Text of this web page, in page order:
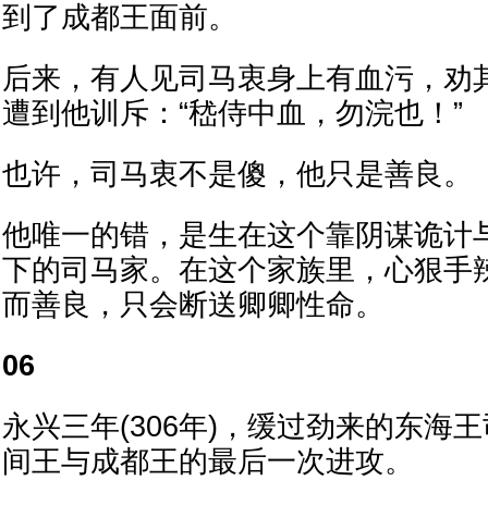
到了成都王面前。
后来，有人见司马衷身上有血污，劝
遭到他训斥：“嵇侍中血，勿浣也！”
也许，司马衷不是傻，他只是善良。
他唯一的错，是生在这个靠阴谋诡计
下的司马家。在这个家族里，心狠手
而善良，只会断送卿卿性命。
06
永兴三年(306年)，缓过劲来的东海
间王与成都王的最后一次进攻。